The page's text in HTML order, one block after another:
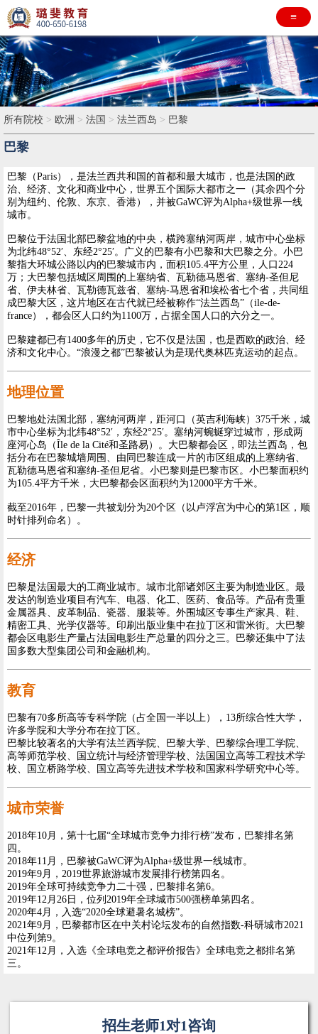
≡
所有院校 > 欧洲 > 法国 > 法兰西岛 > 巴黎
巴黎
巴黎（Paris），是法兰西共和国的首都和最大城市，也是法国的政
治、经济、文化和商业中心，世界五个国际大都市之一（其余四个分
别为纽约、伦敦、东京、香港），并被GaWC评为Alpha+级世界一线
城市。
巴黎位于法国北部巴黎盆地的中央，横跨塞纳河两岸，城市中心坐标
为北纬48°52′、东经2°25′。广义的巴黎有小巴黎和大巴黎之分。小巴
黎指大环城公路以内的巴黎城市内，面积105.4平方公里，人口224
万；大巴黎包括城区周围的上塞纳省、瓦勒德马恩省、塞纳-圣但尼
省、伊夫林省、瓦勒德瓦兹省、塞纳-马恩省和埃松省七个省，共同组
成巴黎大区，这片地区在古代就已经被称作“法兰西岛”（ile-de-
france），都会区人口约为1100万，占据全国人口的六分之一。
巴黎建都已有1400多年的历史，它不仅是法国，也是西欧的政治、经
济和文化中心。“浪漫之都”巴黎被认为是现代奥林匹克运动的起点。
地理位置
巴黎地处法国北部，塞纳河两岸，距河口（英吉利海峡）375千米，城
市中心坐标为北纬48°52′，东经2°25′。塞纳河蜿蜒穿过城市，形成两
座河心岛（Île de la Cité和圣路易）。大巴黎都会区，即法兰西岛，包
括分布在巴黎城墙周围、由同巴黎连成一片的市区组成的上塞纳省、
瓦勒德马恩省和塞纳-圣但尼省。小巴黎则是巴黎市区。小巴黎面积约
为105.4平方千米，大巴黎都会区面积约为12000平方千米。
截至2016年，巴黎一共被划分为20个区（以卢浮宫为中心的第1区，顺
时针排列命名）。
经济
巴黎是法国最大的工商业城市。城市北部诸郊区主要为制造业区。最
发达的制造业项目有汽车、电器、化工、医药、食品等。产品有贵重
金属器具、皮革制品、瓷器、服装等。外围城区专事生产家具、鞋、
精密工具、光学仪器等。印刷出版业集中在拉丁区和雷米街。大巴黎
都会区电影生产量占法国电影生产总量的四分之三。巴黎还集中了法
国多数大型集团公司和金融机构。
教育
巴黎有70多所高等专科学院（占全国一半以上），13所综合性大学，
许多学院和大学分布在拉丁区。
巴黎比较著名的大学有法兰西学院、巴黎大学、巴黎综合理工学院、
高等师范学校、国立统计与经济管理学校、法国国立高等工程技术学
校、国立桥路学校、国立高等先进技术学校和国家科学研究中心等。
城市荣誉
2018年10月，第十七届“全球城市竞争力排行榜”发布，巴黎排名第
四。
2018年11月，巴黎被GaWC评为Alpha+级世界一线城市。
2019年9月，2019世界旅游城市发展排行榜第四名。
2019年全球可持续竞争力二十强，巴黎排名第6。
2019年12月26日，位列2019年全球城市500强榜单第四名。
2020年4月，入选“2020全球避暑名城榜”。
2021年9月，巴黎都市区在中关村论坛发布的自然指数-科研城市2021
中位列第9。
2021年12月，入选《全球电竞之都评价报告》全球电竞之都排名第
三。
招生老师1对1咨询